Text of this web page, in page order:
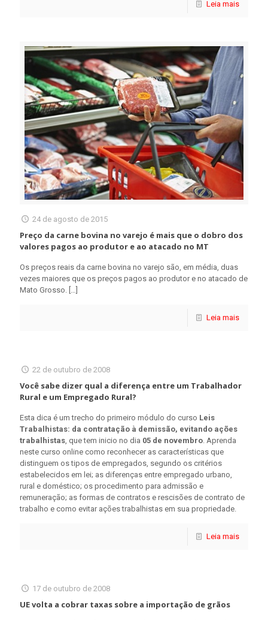
Leia mais
24 de agosto de 2015
Preço da carne bovina no varejo é mais que o dobro dos
valores pagos ao produtor e ao atacado no MT
Os preços reais da carne bovina no varejo são, em média, duas
vezes maiores que os preços pagos ao produtor e no atacado de
Mato Grosso. […]
Leia mais
22 de outubro de 2008
Você sabe dizer qual a diferença entre um Trabalhador
Rural e um Empregado Rural?
Esta dica é um trecho do primeiro módulo do curso Leis
Trabalhistas: da contratação à demissão, evitando ações
trabalhistas, que tem inicio no dia 05 de novembro. Aprenda
neste curso online como reconhecer as características que
distinguem os tipos de empregados, segundo os critérios
estabelecidos em lei; as diferenças entre empregado urbano,
rural e doméstico; os procedimento para admissão e
remuneração; as formas de contratos e rescisões de contrato de
trabalho e como evitar ações trabalhistas em sua propriedade.
Leia mais
17 de outubro de 2008
UE volta a cobrar taxas sobre a importação de grãos